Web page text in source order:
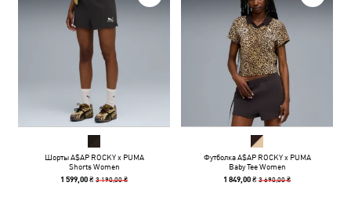
Шорты A$AP ROCKY x PUMA
Shorts Women
1 599,00 ₴3 190,00 ₴
Футболка A$AP ROCKY x PUMA
Baby Tee Women
1 849,00 ₴3 690,00 ₴